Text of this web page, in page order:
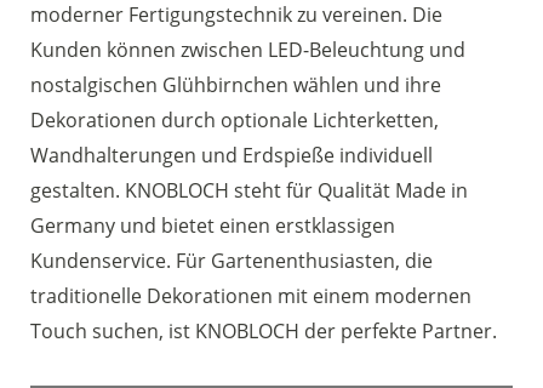
moderner Fertigungstechnik zu vereinen. Die
Kunden können zwischen LED-Beleuchtung und
nostalgischen Glühbirnchen wählen und ihre
Dekorationen durch optionale Lichterketten,
Wandhalterungen und Erdspieße individuell
gestalten. KNOBLOCH steht für Qualität Made in
Germany und bietet einen erstklassigen
Kundenservice. Für Gartenenthusiasten, die
traditionelle Dekorationen mit einem modernen
Touch suchen, ist KNOBLOCH der perfekte Partner.